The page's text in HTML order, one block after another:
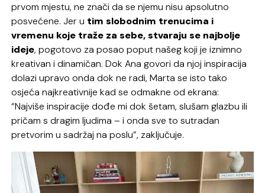
prvom mjestu, ne znači da se njemu nisu apsolutno
posvećene. Jer u tim slobodnim trenucima i
vremenu koje traže za sebe, stvaraju se najbolje
ideje, pogotovo za posao poput našeg koji je iznimno
kreativan i dinamičan. Dok Ana govori da njoj inspiracija
dolazi upravo onda dok ne radi, Marta se isto tako
osjeća najkreativnije kad se odmakne od ekrana:
“Najviše inspiracije dođe mi dok šetam, slušam glazbu ili
pričam s dragim ljudima – i onda sve to sutradan
pretvorim u sadržaj na poslu”, zaključuje.